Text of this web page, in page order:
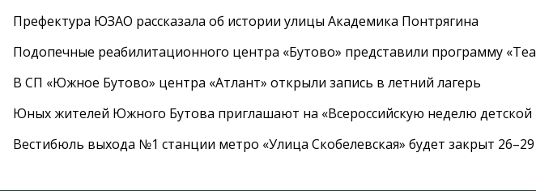
Префектура ЮЗАО рассказала об истории улицы Академика Понтрягина
Подопечные реабилитационного центра «Бутово» представили программу
В СП «Южное Бутово» центра «Атлант» открыли запись в летний лагерь
Юных жителей Южного Бутова приглашают на «Всероссийскую неделю детской
Вестибюль выхода №1 станции метро «Улица Скобелевская» будет закрыт